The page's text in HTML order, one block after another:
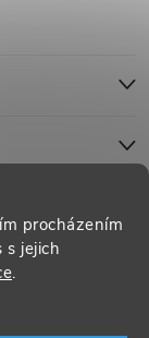
procházením
s jejich
.